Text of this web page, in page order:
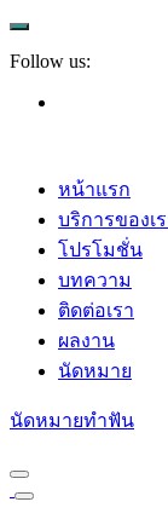
Follow us:
หน้าแรก
บริการของเ
โปรโมชั่น
บทความ
ติดต่อเรา
ผลงาน
นัดหมาย
นัดหมายทำฟัน